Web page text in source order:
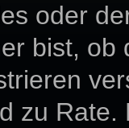
oder
bist,
zu